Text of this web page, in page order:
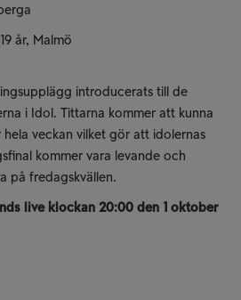
år, Malmö
introducerats till de
i Idol. Tittarna kommer att kunna
veckan vilket gör att idolernas
kommer vara levande och
på fredagskvällen.
live klockan 20:00 den 1 oktober